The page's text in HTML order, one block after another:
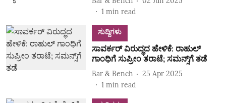
1 min read
ಸುದ್ದಿಗಳು
ಸಾವರ್ಕರ್ ವಿರುದ್ಧದ ಹೇಳಿಕೆ: ರಾಹುಲ್
ಗಾಂಧಿಗೆ ಸುಪ್ರೀಂ ತರಾಟೆ; ಸಮನ್ಸ್‌ಗೆ ತಡೆ
Bar & Bench
25 Apr 2025
1 min read